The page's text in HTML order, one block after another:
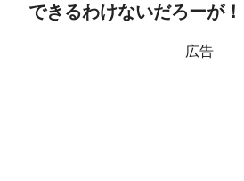
できるわけないだろーが！
広告